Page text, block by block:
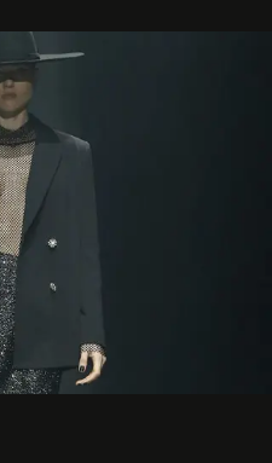
senso de missão na vida e